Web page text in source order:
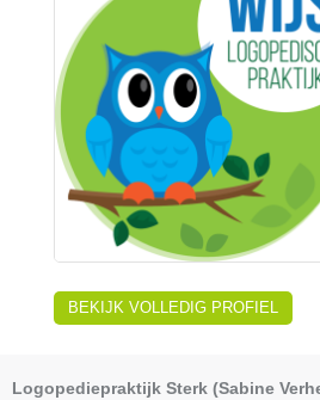
BEKIJK VOLLEDIG PROFIEL
Logopediepraktijk Sterk (Sabine